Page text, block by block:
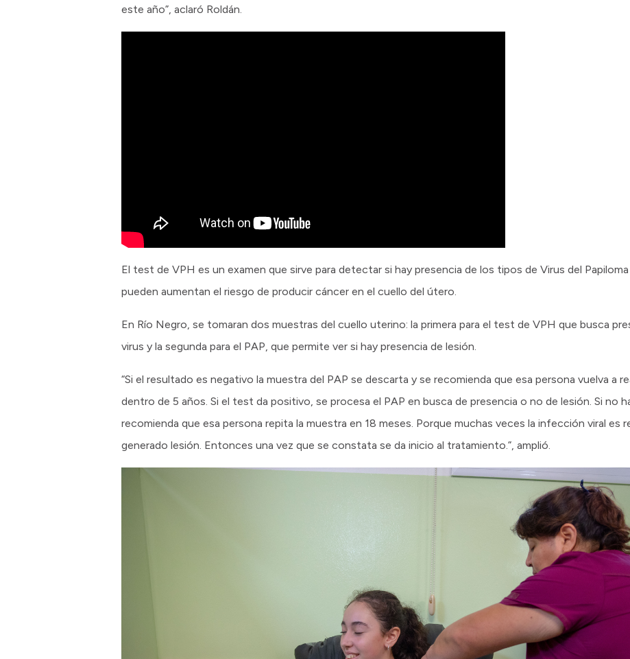
este año”, aclaró Roldán.
El test de VPH es un examen que sirve para detectar si hay presencia de los tipos de Virus del
pueden aumentan el riesgo de producir cáncer en el cuello del útero.
En Río Negro, se tomaran dos muestras del cuello uterino: la primera para el test de VPH que busca
virus y la segunda para el PAP, que permite ver si hay presencia de lesión.
“Si el resultado es negativo la muestra del PAP se descarta y se recomienda que esa persona vuelva a
dentro de 5 años. Si el test da positivo, se procesa el PAP en busca de presencia o no de lesión. Si no
recomienda que esa persona repita la muestra en 18 meses. Porque muchas veces la infección viral es
generado lesión. Entonces una vez que se constata se da inicio al tratamiento.”, amplió.